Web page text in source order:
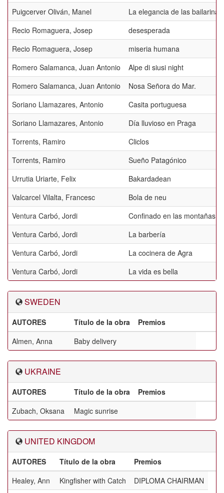
Puigcerver Oliván, Manel
La elegancia de las bailarinas
Recio Romaguera, Josep
desesperada
Recio Romaguera, Josep
miseria humana
Romero Salamanca, Juan Antonio
Alpe di siusi night
Romero Salamanca, Juan Antonio
Nosa Señora do Mar.
Soriano Llamazares, Antonio
Casita portuguesa
Soriano Llamazares, Antonio
Día lluvioso en Praga
Torrents, Ramiro
Cliclos
Torrents, Ramiro
Sueño Patagónico
Urrutia Uriarte, Felix
Bakardadean
Valcarcel Vilalta, Francesc
Bola de neu
Ventura Carbó, Jordi
Confinado en las montañas
Ventura Carbó, Jordi
La barbería
Ventura Carbó, Jordi
La cocinera de Agra
Ventura Carbó, Jordi
La vida es bella
SWEDEN
AUTORES Título de la obra
Premios
Almen, Anna
Baby delivery
UKRAINE
AUTORES Título de la obra
Premios
Zubach, Oksana
Magic sunrise
UNITED KINGDOM
AUTORES Título de la obra
Premios
Healey, Ann
Kingfisher with Catch DIPLOMA CHAIRMAN